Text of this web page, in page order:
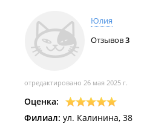
Юлия
Отзывов3
отредактировано 26 мая 2025 г.
Оценка:
Филиал: ул. Калинина, 38